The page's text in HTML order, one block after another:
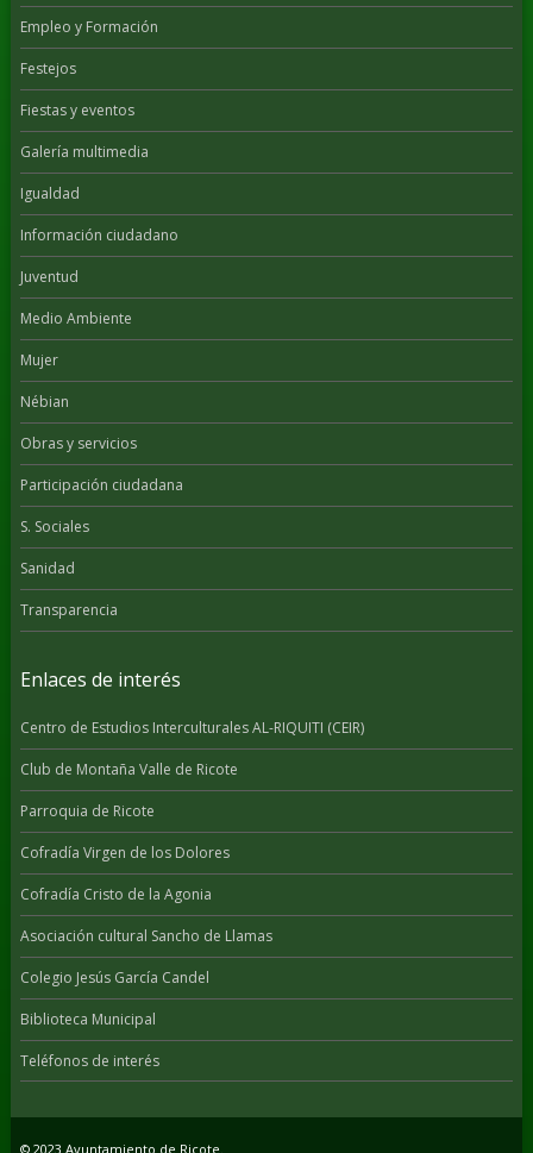
Empleo y Formación
Festejos
Fiestas y eventos
Galería multimedia
Igualdad
Información ciudadano
Juventud
Medio Ambiente
Mujer
Nébian
Obras y servicios
Participación ciudadana
S. Sociales
Sanidad
Transparencia
Enlaces de interés
Centro de Estudios Interculturales AL-RIQUITI (CEIR)
Club de Montaña Valle de Ricote
Parroquia de Ricote
Cofradía Virgen de los Dolores
Cofradía Cristo de la Agonia
Asociación cultural Sancho de Llamas
Colegio Jesús García Candel
Biblioteca Municipal
Teléfonos de interés
© 2023 Ayuntamiento de Ricote.